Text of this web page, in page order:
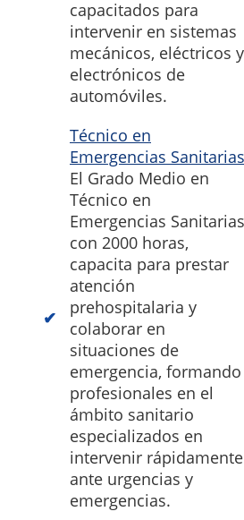
capacitados para
intervenir en sistemas
mecánicos, eléctricos y
electrónicos de
automóviles.
Técnico en
Emergencias Sanitarias
El Grado Medio en
Técnico en
Emergencias
con 2000 horas,
capacita para prestar
atención
prehospitalaria y
colaborar en
situaciones de
emergencia, formando
profesionales en el
ámbito sanitario
especializados en
intervenir rápidamente
ante urgencias y
emergencias.